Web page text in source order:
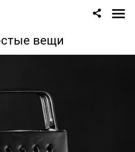
вещи